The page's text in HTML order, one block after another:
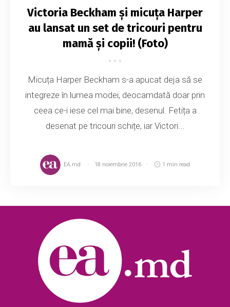
Victoria Beckham și micuța Harper
au lansat un set de tricouri pentru
mamă și copii! (Foto)
Micuța Harper Beckham s-a apucat deja să se
integreze în lumea modei, deocamdată doar prin
ceea ce-i iese cel mai bine, desenul. Fetița a
desenat pe tricouri schițe, iar Victori...
EA.md 18 noiembrie 2016 1 min read